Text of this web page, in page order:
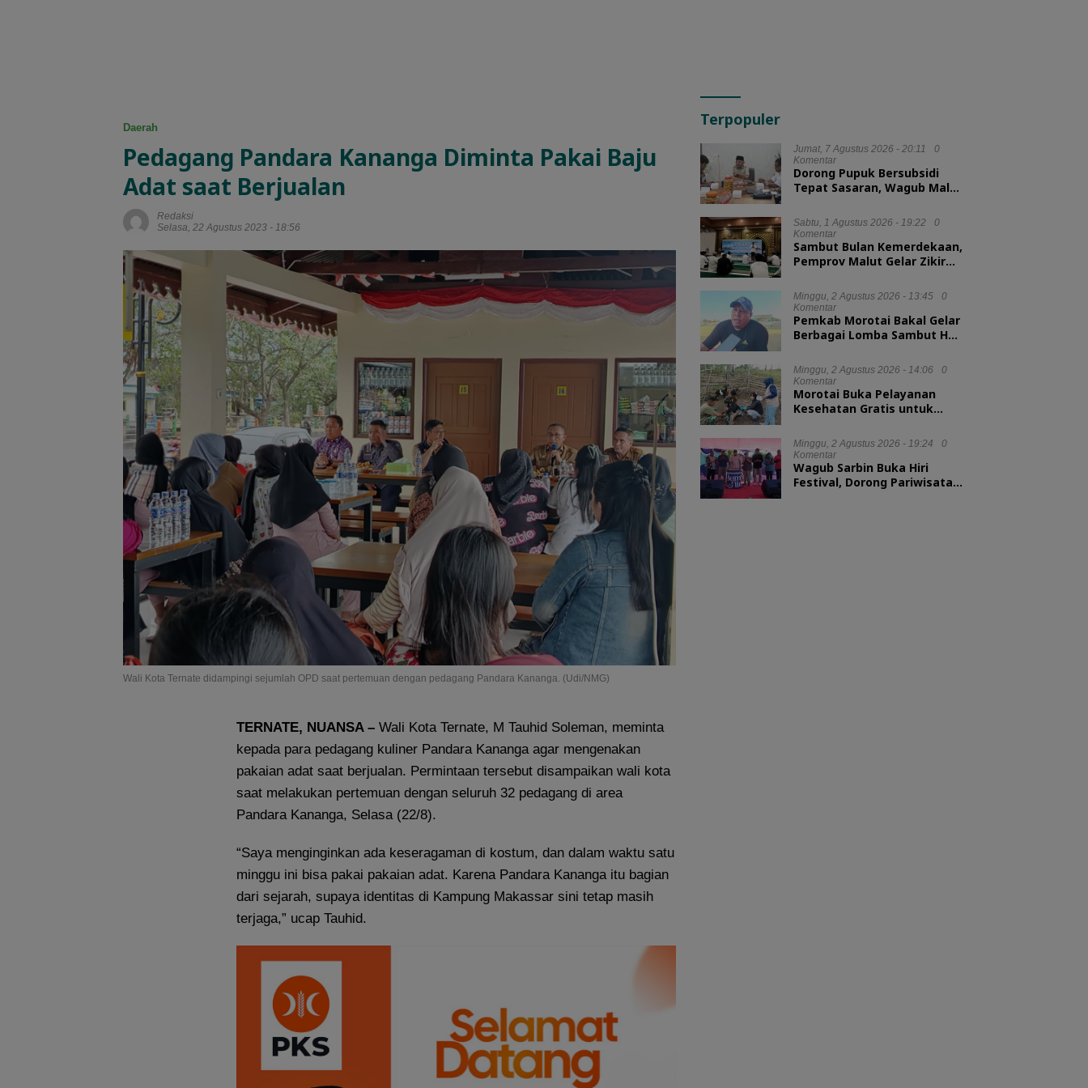
Daerah
Pedagang Pandara Kananga Diminta Pakai Baju
Adat saat Berjualan
Redaksi
Selasa, 22 Agustus 2023 - 18:56
Wali Kota Ternate didampingi sejumlah OPD saat pertemuan dengan pedagang Pandara Kananga. (Udi/NMG)
TERNATE, NUANSA – Wali Kota Ternate, M Tauhid Soleman, meminta
kepada para pedagang kuliner Pandara Kananga agar mengenakan
pakaian adat saat berjualan. Permintaan tersebut disampaikan wali kota
saat melakukan pertemuan dengan seluruh 32 pedagang di area
Pandara Kananga, Selasa (22/8).
“Saya menginginkan ada keseragaman di kostum, dan dalam waktu satu
minggu ini bisa pakai pakaian adat. Karena Pandara Kananga itu bagian
dari sejarah, supaya identitas di Kampung Makassar sini tetap masih
terjaga,” ucap Tauhid.
Terpopuler
Jumat, 7 Agustus 2026 - 20:11
0
Komentar
Dorong Pupuk Bersubsidi
Tepat Sasaran, Wagub Malut
Digitalisasi
Sabtu, 1 Agustus 2026 - 19:22
0
Komentar
Sambut Bulan Kemerdekaan,
Pemprov Malut Gelar Zikir
Minggu, 2 Agustus 2026 - 13:45
0
Komentar
Pemkab Morotai Bakal Gelar
Berbagai Lomba Sambut HUT
Minggu, 2 Agustus 2026 - 14:06
0
Komentar
Morotai Buka Pelayanan
Kesehatan Gratis untuk
Minggu, 2 Agustus 2026 - 19:24
0
Komentar
Wagub Sarbin Buka Hiri
Festival, Dorong Pariwisata